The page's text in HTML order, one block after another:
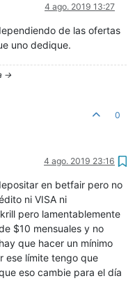
4 ago. 2019 13:27
de las ofertas
uno dedique.
->
0
4 ago. 2019 23:16
en betfair pero no
ni VISA ni
pero lamentablemente
$10 mensuales y no
que hacer un mínimo
ese límite tengo que
eso cambie para el día